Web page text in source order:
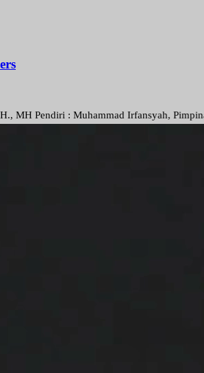
: Muhammad Irfansyah, Pimpinan